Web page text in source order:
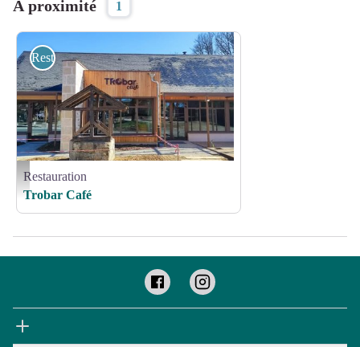
À proximité 1
672025891_122179869092909463_821392122000161319_n - Café du Moustier
Restauration
Restauration
Trobar Café